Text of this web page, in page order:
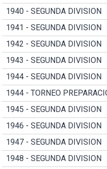
1940 - SEGUNDA DIVISION
1941 - SEGUNDA DIVISION
1942 - SEGUNDA DIVISION
1943 - SEGUNDA DIVISION
1944 - SEGUNDA DIVISION
1944 - TORNEO
1945 - SEGUNDA DIVISION
1946 - SEGUNDA DIVISION
1947 - SEGUNDA DIVISION
1948 - SEGUNDA DIVISION